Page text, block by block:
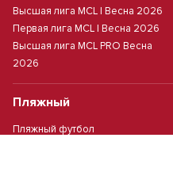
Высшая лига MCL | Весна 2026
Первая лига MCL | Весна 2026
Высшая лига MCL PRO Весна
2026
Пляжный
Пляжный футбол